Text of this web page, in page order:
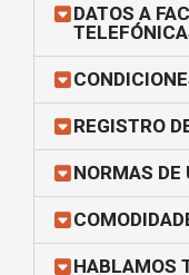
DATOS A
REGISTRO
NORMAS DE
HABLAMOS